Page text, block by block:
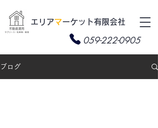
​エリアマーケット有限会社
059-222-0905
ブログ